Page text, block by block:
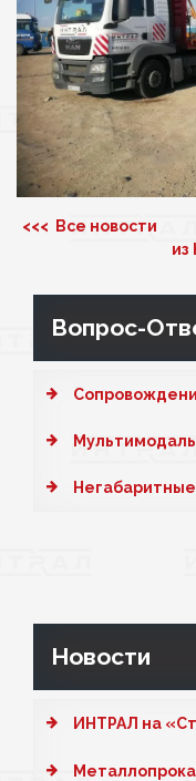
<<< Все новости
из
Вопрос-
Новости
ИНТРАЛ на